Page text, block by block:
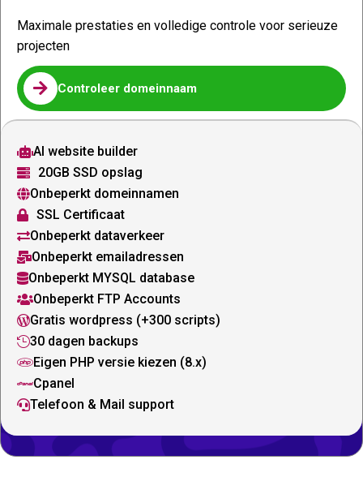
Maximale prestaties en volledige controle voor serieuze
projecten
 Controleer domeinnaam
AI website builder
 20GB SSD opslag
Onbeperkt domeinnamen
 SSL Certificaat
Onbeperkt dataverkeer
Onbeperkt emailadressen
Onbeperkt MYSQL database
Onbeperkt FTP Accounts
Gratis wordpress (+300 scripts)
30 dagen backups
Eigen PHP versie kiezen (8.x)
Cpanel
Telefoon & Mail support